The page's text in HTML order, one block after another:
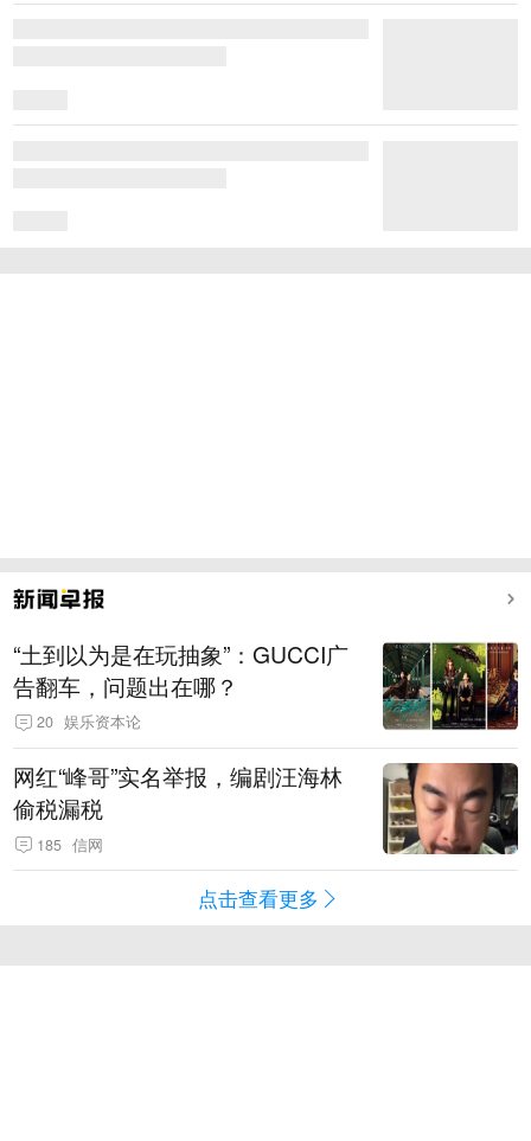
“土到以为是在玩抽象”：GUCCI广
告翻车，问题出在哪？
20 娱乐资本论
网红“峰哥”实名举报，编剧汪海林
偷税漏税
185 信网
点击查看更多